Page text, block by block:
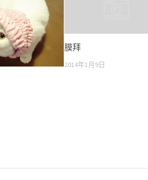
膜拜
2014年1月9日